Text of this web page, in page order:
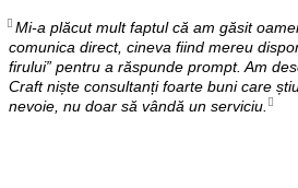
Mi-a plăcut mult faptul că am găsit
comunica direct, cineva fiind mereu
firului” pentru a răspunde prompt. Am
Craft niște consultanți foarte buni care
nevoie, nu doar să vândă un serviciu.